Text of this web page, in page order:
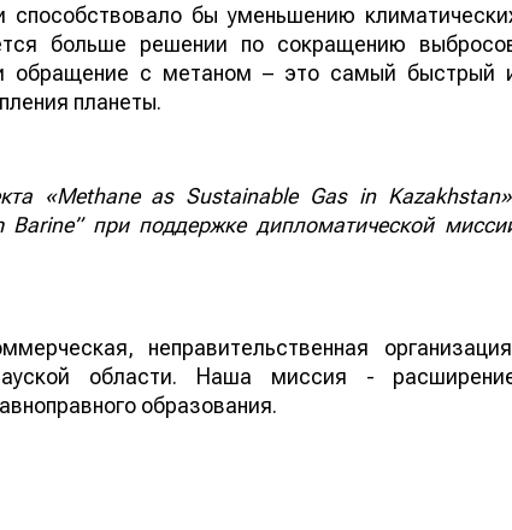
бы уменьшению
больше решении по сокращению
обращение с метаном – это самый быстрый
планеты.
«Methane as Sustainable Gas in
при поддержке дипломатической
неправительственная
области. Наша миссия -
образования.